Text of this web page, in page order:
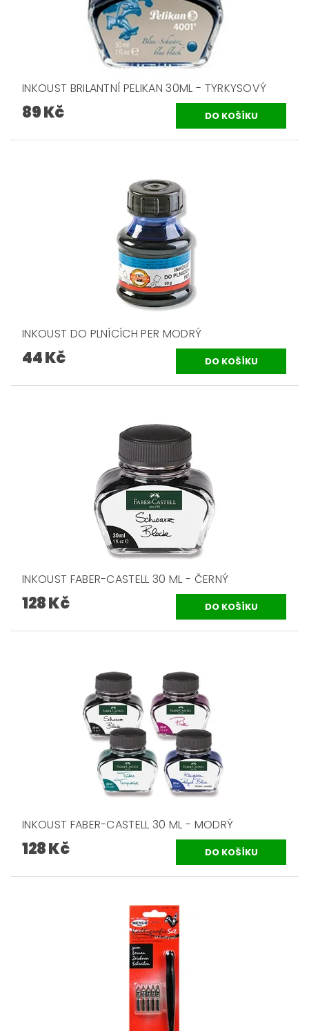
INKOUST BRILANTNÍ PELIKAN 30ML - TYRKYSOVÝ
89 Kč
INKOUST DO PLNÍCÍCH PER MODRÝ
44 Kč
INKOUST FABER-CASTELL 30 ML - ČERNÝ
128 Kč
INKOUST FABER-CASTELL 30 ML - MODRÝ
128 Kč